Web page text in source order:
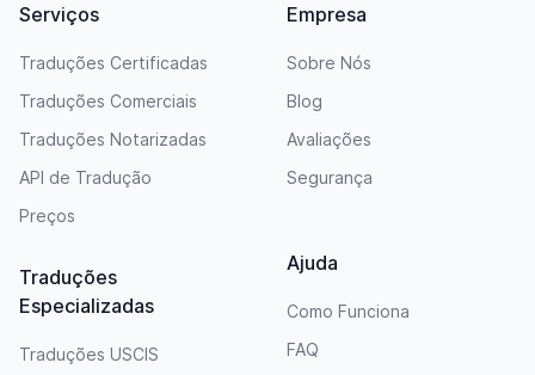
Serviços
Traduções Certificadas
Traduções Comerciais
Traduções Notarizadas
API de Tradução
Preços
Traduções
Especializadas
Traduções USCIS
Empresa
Sobre Nós
Blog
Avaliações
Segurança
Ajuda
Como Funciona
FAQ